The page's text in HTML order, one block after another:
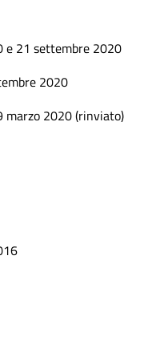
e 21 settembre 2020
2020
marzo 2020 (rinviato)